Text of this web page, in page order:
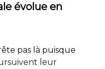
évolue en
pas là puisque
leur